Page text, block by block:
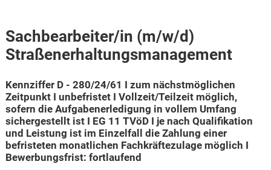
Sachbearbeiter/in (m/w/d)
Straßenerhaltungsmanagement
Kennziffer D - 280/24/61 I zum nächstmöglichen
Zeitpunkt I unbefristet I Vollzeit/Teilzeit möglich,
sofern die Aufgabenerledigung in vollem Umfang
sichergestellt ist I EG 11 TVöD I je nach Qualifikation
und Leistung ist im Einzelfall die Zahlung einer
befristeten monatlichen Fachkräftezulage möglich I
Bewerbungsfrist: fortlaufend
Karte anzeigen